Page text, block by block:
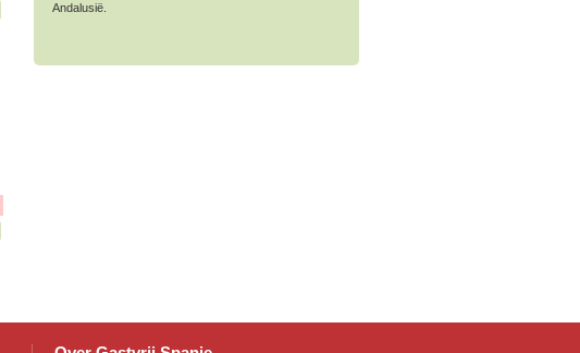
Andalusië.